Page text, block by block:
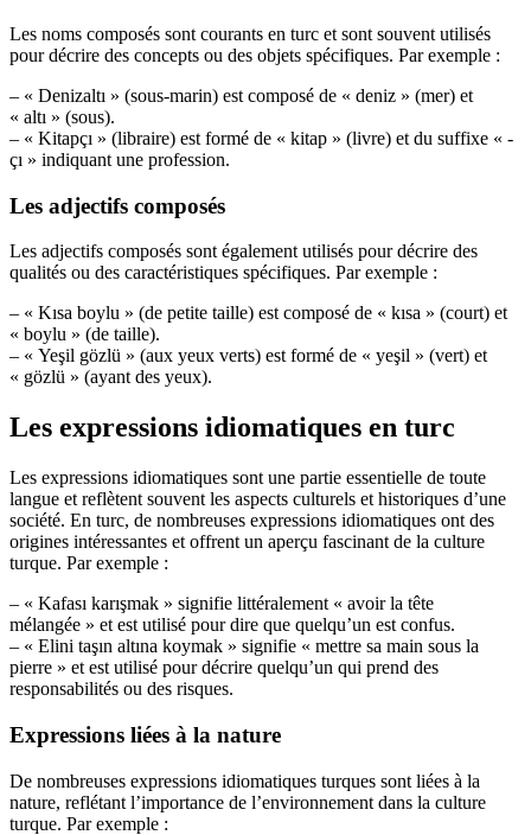
Les noms composés sont courants en turc et sont souvent utilisés
pour décrire des concepts ou des objets spécifiques. Par exemple :
– « Denizaltı » (sous-marin) est composé de « deniz » (mer) et
« altı » (sous).
– « Kitapçı » (libraire) est formé de « kitap » (livre) et du suffixe « -
çı » indiquant une profession.
Les adjectifs composés
Les adjectifs composés sont également utilisés pour décrire des
qualités ou des caractéristiques spécifiques. Par exemple :
– « Kısa boylu » (de petite taille) est composé de « kısa » (court) et
« boylu » (de taille).
– « Yeşil gözlü » (aux yeux verts) est formé de « yeşil » (vert) et
« gözlü » (ayant des yeux).
Les expressions idiomatiques en turc
Les expressions idiomatiques sont une partie essentielle de toute
langue et reflètent souvent les aspects culturels et historiques d’une
société. En turc, de nombreuses expressions idiomatiques ont des
origines intéressantes et offrent un aperçu fascinant de la culture
turque. Par exemple :
– « Kafası karışmak » signifie littéralement « avoir la tête
mélangée » et est utilisé pour dire que quelqu’un est confus.
– « Elini taşın altına koymak » signifie « mettre sa main sous la
pierre » et est utilisé pour décrire quelqu’un qui prend des
responsabilités ou des risques.
Expressions liées à la nature
De nombreuses expressions idiomatiques turques sont liées à la
nature, reflétant l’importance de l’environnement dans la culture
turque. Par exemple :